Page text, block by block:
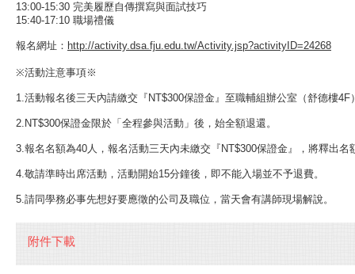
13:00-15:30 完美履歷自傳撰寫與面試技巧
15:40-17:10 職場禮儀
報名網址： http://activity.dsa.fju.edu.tw/Activity.jsp?activityID=24268
※活動注意事項※
1.活動報名後三天內請繳交『NT$300保證金』至職輔組辦公室（舒德樓4F
2.NT$300保證金限於「全程參與活動」後，始全額退還。
3.報名名額為40人，報名活動三天內未繳交『NT$300保證金』，將釋出名
4.敬請準時出席活動，活動開始15分鐘後，即不能入場並不予退費。
5.請同學務必事先想好要應徵的公司及職位，當天會有講師現場解說。
附件下載